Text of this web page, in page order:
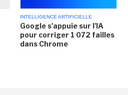
INTELLIGENCE ARTIFICIELLE
Google s'appuie sur l'IA
pour corriger 1 072 failles
dans Chrome